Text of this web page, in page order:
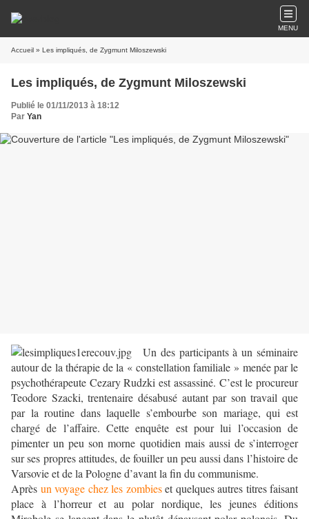
MENU
Accueil » Les impliqués, de Zygmunt Miloszewski
Les impliqués, de Zygmunt Miloszewski
Publié le 01/11/2013 à 18:12
Par Yan
Un des participants à un séminaire
autour de la thérapie de la « constellation familiale » menée par le
psychothérapeute Cezary Rudzki est assassiné. C’est le procureur
Teodore Szacki, trentenaire désabusé autant par son travail que
par la routine dans laquelle s’embourbe son mariage, qui est
chargé de l’affaire. Cette enquête est pour lui l’occasion de
pimenter un peu son morne quotidien mais aussi de s’interroger
sur ses propres attitudes, de fouiller un peu aussi dans l’histoire de
Varsovie et de la Pologne d’avant la fin du communisme.
Après un voyage chez les zombieset quelques autres titres faisant
place à l’horreur et au polar nordique, les jeunes éditions